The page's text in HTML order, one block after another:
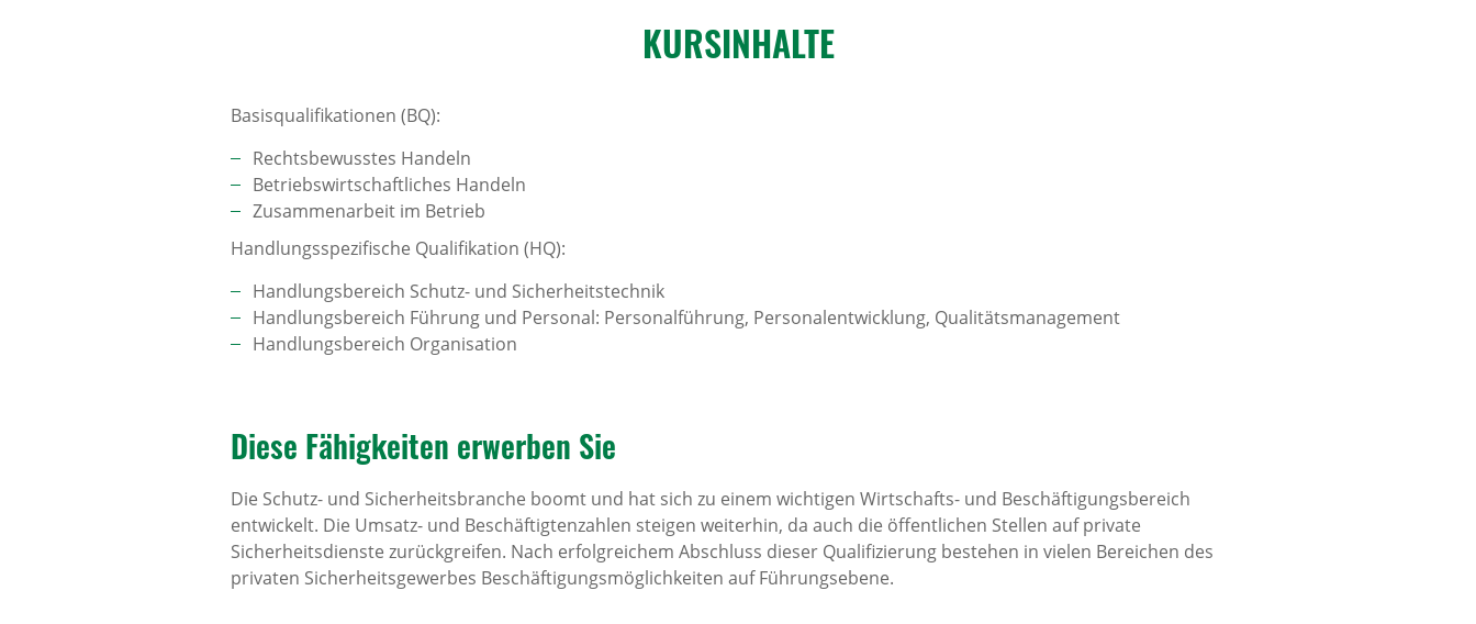
KURS­IN­HALTE
Basisqualifikationen (BQ):
Rechtsbewusstes Handeln
Betriebswirtschaftliches Handeln
Zusammenarbeit im Betrieb
Handlungsspezifische Qualifikation (HQ):
Handlungsbereich Schutz- und Sicherheitstechnik
Handlungsbereich Führung und Personal: Personalführung, Personalentwicklung, Qualitätsmanagement
Handlungsbereich Organisation
Diese Fähig­keiten erwerben Sie
Die Schutz- und Sicherheitsbranche boomt und hat sich zu einem wichtigen Wirtschafts- und Beschäftigungsbereich
entwickelt. Die Umsatz- und Beschäftigtenzahlen steigen weiterhin, da auch die öffentlichen Stellen auf private
Sicherheitsdienste zurückgreifen. Nach erfolgreichem Abschluss dieser Qualifizierung bestehen in vielen Bereichen des
privaten Sicherheitsgewerbes Beschäftigungsmöglichkeiten auf Führungsebene.